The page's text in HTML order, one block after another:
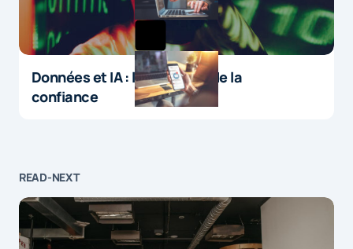
Données et IA : le paradoxe de la
confiance
READ-NEXT